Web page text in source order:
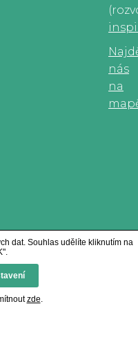
nás
na
dat. Souhlas udělíte kliknutím na
zde.